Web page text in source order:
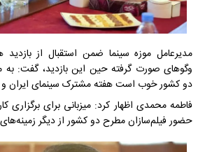
مدیرعامل موزه سینما ضمن استقبال از
وگوهای صورت گرفته حین این بازدید، گفت:
دو کشور خوب است هفته مشترک سینمای ایران و
فاطمه محمدی اظهار کرد: میزبانی برای برگزاری
حضور فیلم‌سازان مطرح دو کشور از دیگر